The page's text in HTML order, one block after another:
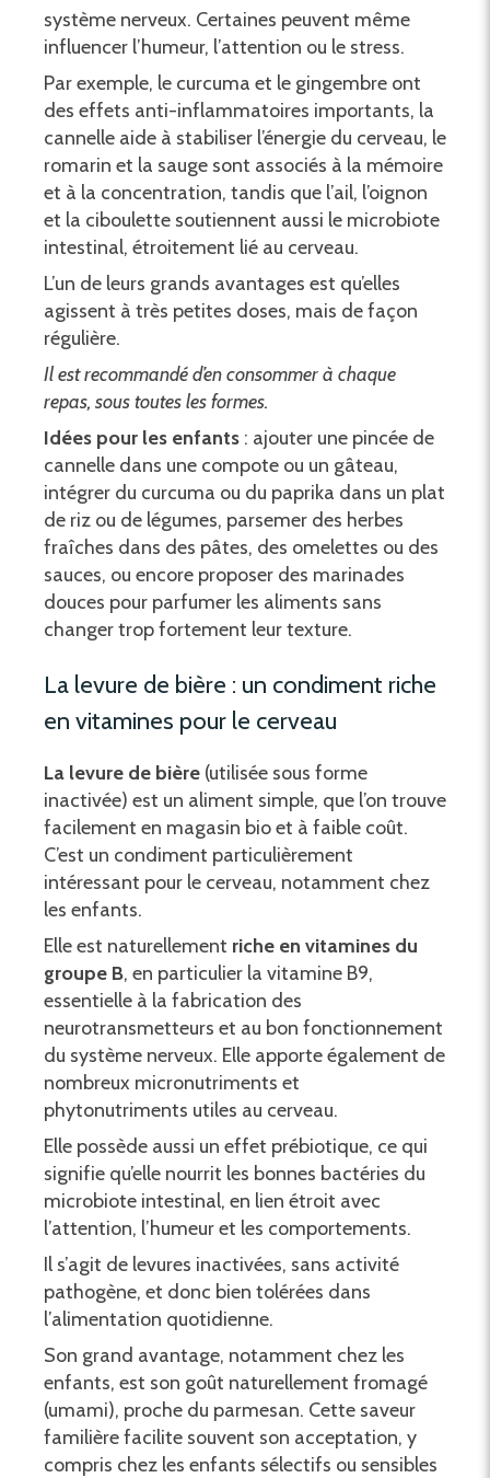
système nerveux. Certaines peuvent même
influencer l’humeur, l’attention ou le stress.
Par exemple, le curcuma et le gingembre ont
des effets anti-inflammatoires importants, la
cannelle aide à stabiliser l’énergie du cerveau, le
romarin et la sauge sont associés à la mémoire
et à la concentration, tandis que l’ail, l’oignon
et la ciboulette soutiennent aussi le microbiote
intestinal, étroitement lié au cerveau.
L’un de leurs grands avantages est qu’elles
agissent à très petites doses, mais de façon
régulière.
Il est recommandé d’en consommer à chaque
repas, sous toutes les formes.
Idées pour les enfants : ajouter une pincée de
cannelle dans une compote ou un gâteau,
intégrer du curcuma ou du paprika dans un plat
de riz ou de légumes, parsemer des herbes
fraîches dans des pâtes, des omelettes ou des
sauces, ou encore proposer des marinades
douces pour parfumer les aliments sans
changer trop fortement leur texture.
La levure de bière : un condiment riche
en vitamines pour le cerveau
La levure de bière (utilisée sous forme
inactivée) est un aliment simple, que l’on trouve
facilement en magasin bio et à faible coût.
C’est un condiment particulièrement
intéressant pour le cerveau, notamment chez
les enfants.
Elle est naturellement riche en vitamines du
groupe B, en particulier la vitamine B9,
essentielle à la fabrication des
neurotransmetteurs et au bon fonctionnement
du système nerveux. Elle apporte également de
nombreux micronutriments et
phytonutriments utiles au cerveau.
Elle possède aussi un effet prébiotique, ce qui
signifie qu’elle nourrit les bonnes bactéries du
microbiote intestinal, en lien étroit avec
l’attention, l’humeur et les comportements.
Il s’agit de levures inactivées, sans activité
pathogène, et donc bien tolérées dans
l’alimentation quotidienne.
Son grand avantage, notamment chez les
enfants, est son goût naturellement fromagé
(umami), proche du parmesan. Cette saveur
familière facilite souvent son acceptation, y
compris chez les enfants sélectifs ou sensibles